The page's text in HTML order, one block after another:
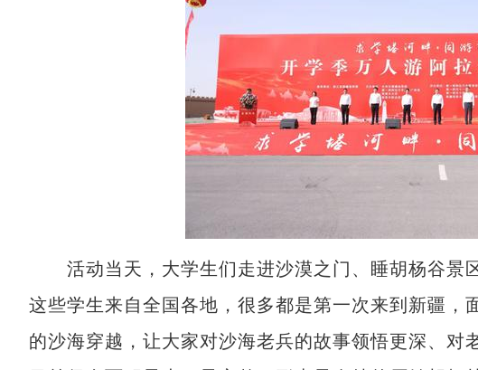
活动当天，大学生们走进沙漠之门、睡胡杨谷景
这些学生来自全国各地，很多都是第一次来到新疆，
的沙海穿越，让大家对沙海老兵的故事领悟更深、对